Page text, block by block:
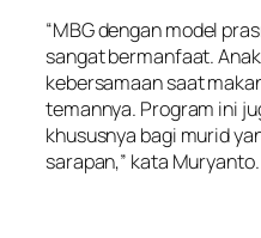
“MBG dengan model
sangat bermanfaat.
kebersamaan saat
temannya. Program ini
khususnya bagi murid
sarapan,” kata Muryanto.